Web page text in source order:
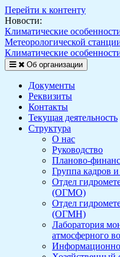
Перейти к контенту
Новости:
Климатические
Метеорологической
Климатические
Об организации
Документы
Реквизиты
Контакты
Текущая деятельность
Структура
О нас
Руководство
Планово-
Группа кадров
Отдел
(ОГМО)
Отдел
(ОГМН)
Лаборатория
атмосферного